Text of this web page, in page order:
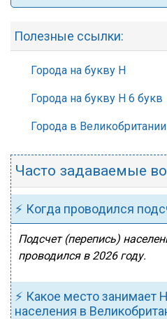
Полезные ссылки:
Города на букву Н
Города на букву Н 6 букв
Города в
Часто задаваемые
⚡ Когда проводился
Подсчет (перепись)
проводился в 2026 году.
⚡ Какое место занимает
населения в